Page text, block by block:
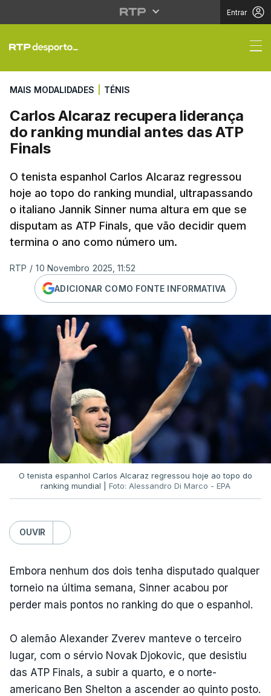
Entrar
Carlos Alcaraz
MAIS MODALIDADES TÉNIS
Carlos Alcaraz recupera liderança
do ranking mundial antes das ATP
Finals
O tenista espanhol Carlos Alcaraz regressou
hoje ao topo do ranking mundial, ultrapassando
o italiano Jannik Sinner numa altura em que se
disputam as ATP Finals, que vão decidir quem
termina o ano como número um.
RTP / 10 Novembro 2025, 11:52
ADICIONAR COMO FONTE INFORMATIVA
O tenista espanhol Carlos Alcaraz regressou hoje ao topo do
ranking mundial | Foto: Alessandro Di Marco - EPA
OUVIR
Embora nenhum dos dois tenha disputado qualquer
torneio na última semana, Sinner acabou por
perder mais pontos no ranking do que o espanhol.
O alemão Alexander Zverev manteve o terceiro
lugar, com o sérvio Novak Djokovic, que desistiu
das ATP Finals, a subir a quarto, e o norte-
americano Ben Shelton a ascender ao quinto posto.